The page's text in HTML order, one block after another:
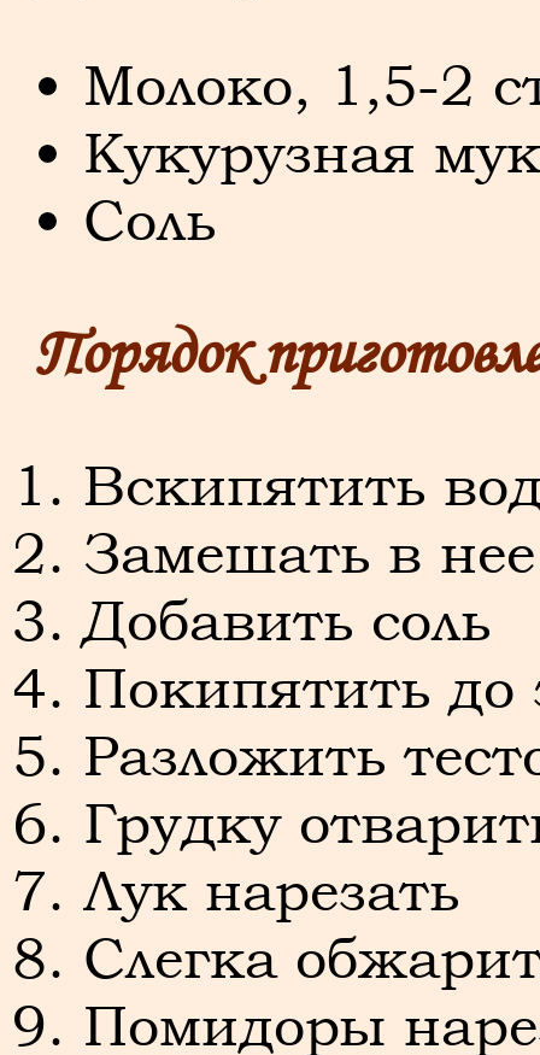
Молоко, 1,5-2
Кукурузная
Соль
Порядок
Вскипятить
Замешать в
Добавить соль
Покипятить до
Разложить
Грудку
Лук нарезать
Слегка
Помидоры